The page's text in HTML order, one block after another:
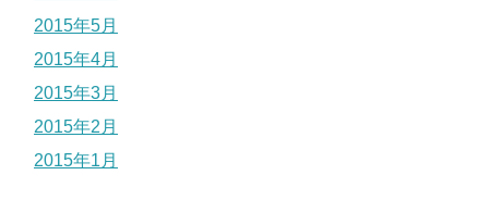
2015年5月
2015年4月
2015年3月
2015年2月
2015年1月